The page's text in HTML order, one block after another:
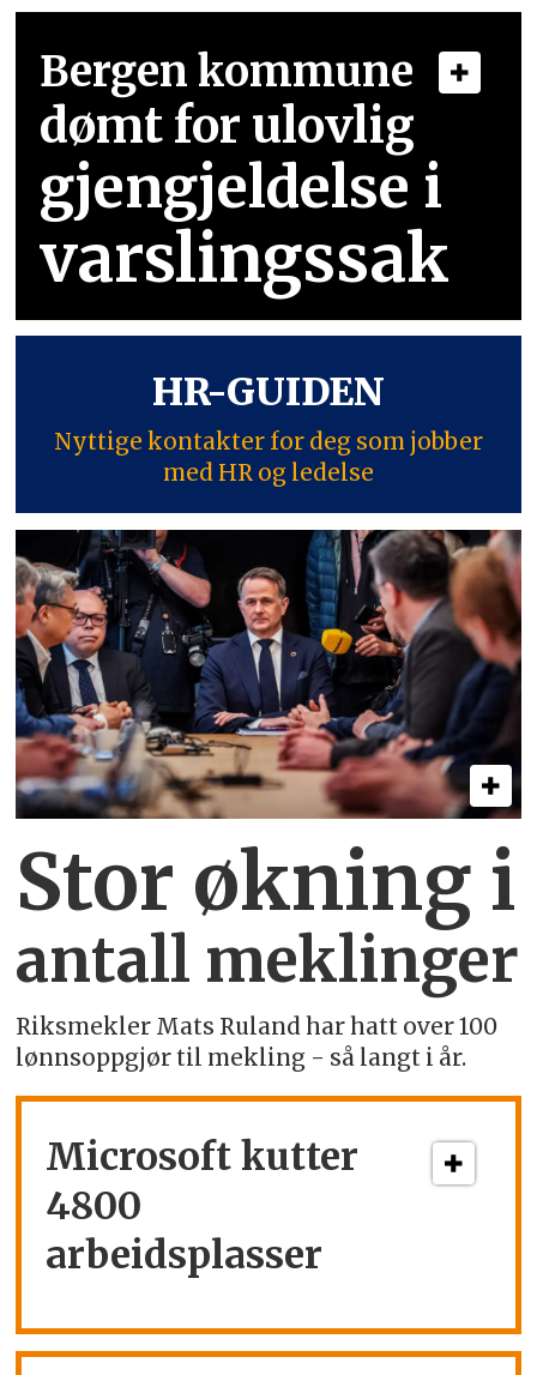
Bergen kommune
dømt for ulovlig
gjengjeldelse i
varslingssak
HR-GUIDEN
Nyttige kontakter for deg som jobber
med HR og ledelse
Stor økning i
antall meklinger
Riksmekler Mats Ruland har hatt over 100
lønnsoppgjør til mekling - så langt i år.
Microsoft kutter
4800
arbeidsplasser